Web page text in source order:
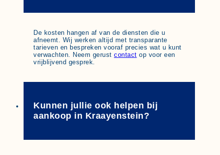
De kosten hangen af van de diensten die u
afneemt. Wij werken altijd met transparante
tarieven en bespreken vooraf precies wat u kunt
verwachten. Neem gerust contact op voor een
vrijblijvend gesprek.
Kunnen jullie ook helpen bij
aankoop in Kraayenstein?